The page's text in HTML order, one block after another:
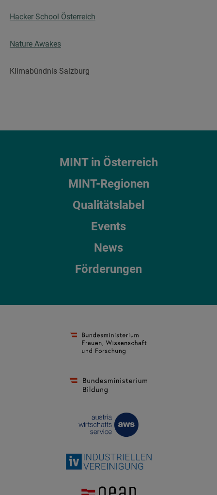
Hacker School Österreich
Nature Awakes
Klimabündnis Salzburg
MINT in Österreich
MINT-Regionen
Qualitätslabel
Events
News
Förderungen